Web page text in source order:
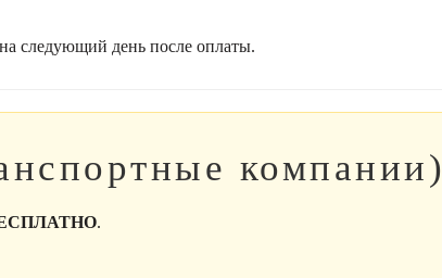
следующий день после оплаты.
компании)
.